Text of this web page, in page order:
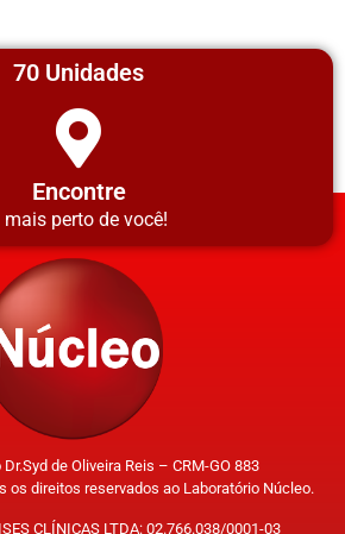
70 Unidades
Encontre
mais perto de você!
de Oliveira Reis – CRM-GO 883
os direitos reservados ao Laboratório Núcleo.
CLÍNICAS LTDA: 02.766.038/0001-03